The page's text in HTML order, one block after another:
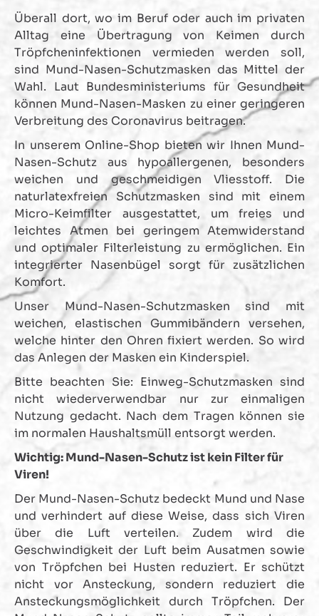
Überall dort, wo im Beruf oder auch im privaten
Alltag eine Übertragung von Keimen durch
Tröpfcheninfektionen vermieden werden soll,
sind Mund-Nasen-Schutzmasken das Mittel der
Wahl. Laut Bundesministeriums für Gesundheit
können Mund-Nasen-Masken zu einer geringeren
Verbreitung des Coronavirus beitragen.
In unserem Online-Shop bieten wir Ihnen Mund-
Nasen-Schutz aus hypoallergenen, besonders
weichen und geschmeidigen Vliesstoff. Die
naturlatexfreien Schutzmasken sind mit einem
Micro-Keimfilter ausgestattet, um freies und
leichtes Atmen bei geringem Atemwiderstand
und optimaler Filterleistung zu ermöglichen. Ein
integrierter Nasenbügel sorgt für zusätzlichen
Komfort.
Unser Mund-Nasen-Schutzmasken sind mit
weichen, elastischen Gummibändern versehen,
welche hinter den Ohren fixiert werden. So wird
das Anlegen der Masken ein Kinderspiel.
Bitte beachten Sie: Einweg-Schutzmasken sind
nicht wiederverwendbar nur zur einmaligen
Nutzung gedacht. Nach dem Tragen können sie
im normalen Haushaltsmüll entsorgt werden.
Wichtig: Mund-Nasen-Schutz ist kein Filter für
Viren!
Der Mund-Nasen-Schutz bedeckt Mund und Nase
und verhindert auf diese Weise, dass sich Viren
über die Luft verteilen. Zudem wird die
Geschwindigkeit der Luft beim Ausatmen sowie
von Tröpfchen bei Husten reduziert. Er schützt
nicht vor Ansteckung, sondern reduziert die
Ansteckungsmöglichkeit durch Tröpfchen. Der